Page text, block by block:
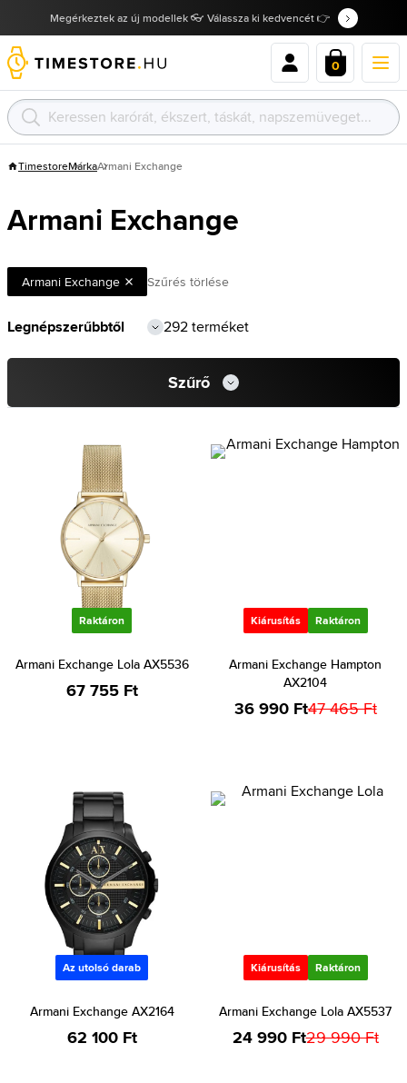
Megérkeztek az új modellek 👓 Válassza ki kedvencét 👉
0
TimestoreMárkaArmani Exchange
Armani Exchange
Armani Exchange Szűrés törlése
292 terméket
Szűrő
Raktáron
Armani Exchange Lola AX5536
67 755 Ft
Kiárusítás Raktáron
Armani Exchange Hampton
AX2104
36 990 Ft47 465 Ft
Az utolsó darab
Armani Exchange AX2164
62 100 Ft
Kiárusítás Raktáron
Armani Exchange Lola AX5537
24 990 Ft29 990 Ft